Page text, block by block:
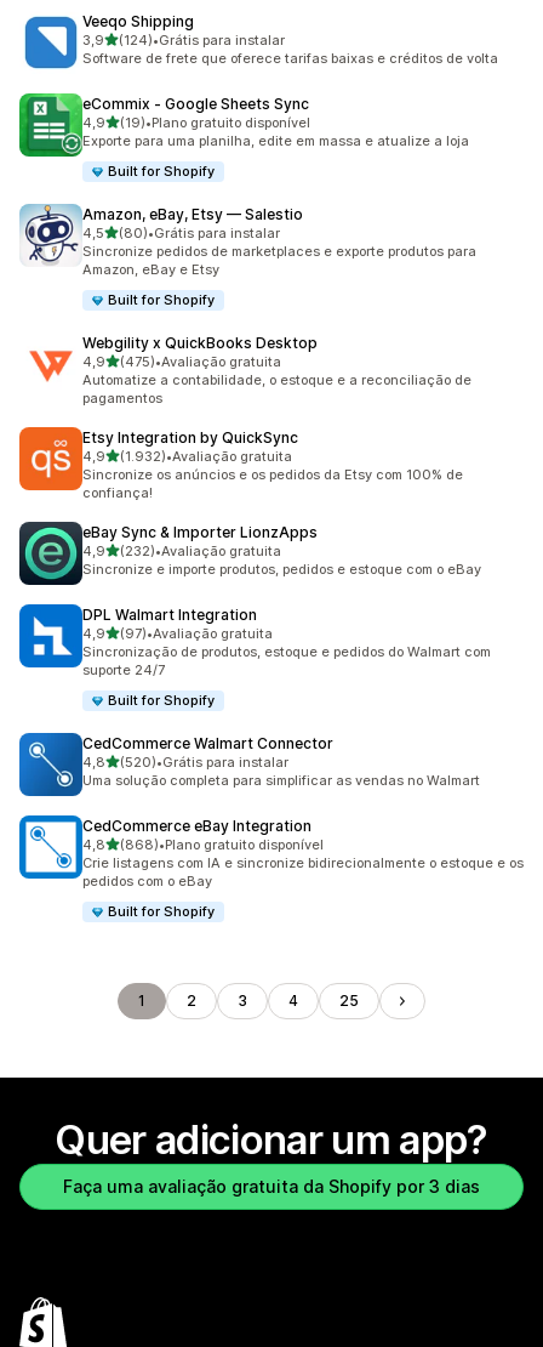
Veeqo Shipping
3,9de 5 estrelas
(124)
124 avaliações ao todo
•Grátis para instalar
Software de frete que oferece tarifas baixas e créditos de volta
eCommix ‑ Google Sheets Sync
4,9de 5 estrelas
(19)
19 avaliações ao todo
•Plano gratuito disponível
Exporte para uma planilha, edite em massa e atualize a loja
Built for Shopify
Amazon, eBay, Etsy — Salestio
4,5de 5 estrelas
(80)
80 avaliações ao todo
•Grátis para instalar
Sincronize pedidos de marketplaces e exporte produtos para
Amazon, eBay e Etsy
Built for Shopify
Webgility x QuickBooks Desktop
4,9de 5 estrelas
(475)
475 avaliações ao todo
•Avaliação gratuita
Automatize a contabilidade, o estoque e a reconciliação de
pagamentos
Etsy Integration by QuickSync
4,9de 5 estrelas
(1.932)
1932 avaliações ao todo
•Avaliação gratuita
Sincronize os anúncios e os pedidos da Etsy com 100% de
confiança!
eBay Sync & Importer LionzApps
4,9de 5 estrelas
(232)
232 avaliações ao todo
•Avaliação gratuita
Sincronize e importe produtos, pedidos e estoque com o eBay
DPL Walmart Integration
4,9de 5 estrelas
(97)
97 avaliações ao todo
•Avaliação gratuita
Sincronização de produtos, estoque e pedidos do Walmart com
suporte 24/7
Built for Shopify
CedCommerce Walmart Connector
4,8de 5 estrelas
(520)
520 avaliações ao todo
•Grátis para instalar
Uma solução completa para simplificar as vendas no Walmart
CedCommerce eBay Integration
4,8de 5 estrelas
(868)
868 avaliações ao todo
•Plano gratuito disponível
Crie listagens com IA e sincronize bidirecionalmente o estoque e os
pedidos com o eBay
Built for Shopify
1 2 3 4 25
Quer adicionar um app?
Faça uma avaliação gratuita da Shopify por 3 dias